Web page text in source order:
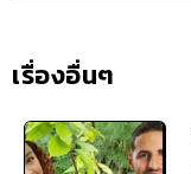
เรื่องอื่นๆ